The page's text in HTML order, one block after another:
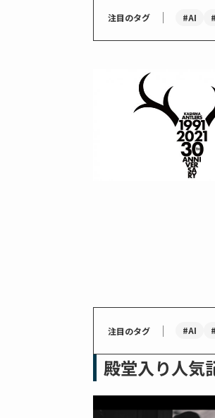
注目のタグ ｜ #AI
注目のタグ ｜ #AI
殿堂入り人気